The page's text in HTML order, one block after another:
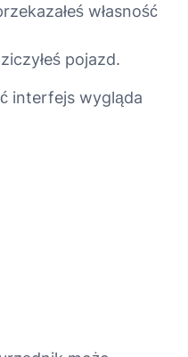
własność
pojazd.
interfejs wygląda